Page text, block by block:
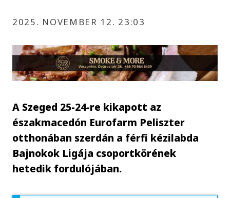
2025. NOVEMBER 12. 23:03
A Szeged 25-24-re kikapott az
északmacedón Eurofarm Peliszter
otthonában szerdán a férfi kézilabda
Bajnokok Ligája csoportkörének
hetedik fordulójában.